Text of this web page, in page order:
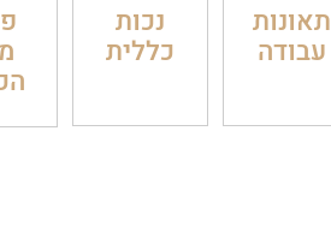
תאונות
עבודה
נכות
כללית